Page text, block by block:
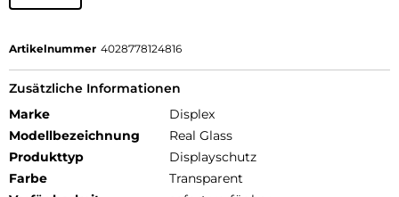
Artikelnummer 4028778124816
Zusätzliche Informationen
Marke
Displex
Modellbezeichnung
Real Glass
Produkttyp
Displayschutz
Farbe
Transparent